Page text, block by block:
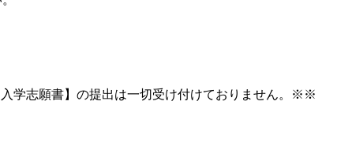
学志願書】 の提出は一切受け付けておりません。※※